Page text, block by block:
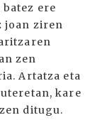
ere
joan ziren
zen
Artatza eta
kare
ditugu.